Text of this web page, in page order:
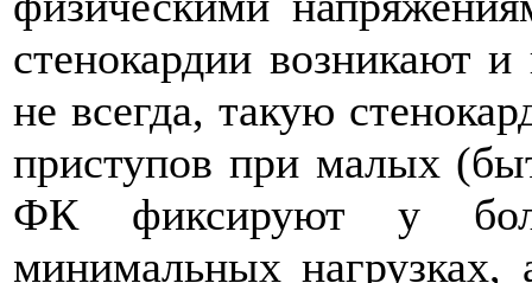
стенокардии возникают
не всегда, такую
приступов при малых
ФК фиксируют у
минимальных